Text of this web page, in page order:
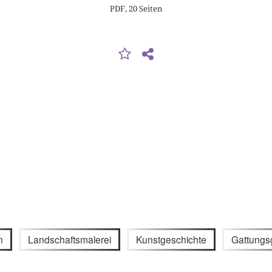
PDF, 20 Seiten
Landschaftsmalerei Kunstgeschichte